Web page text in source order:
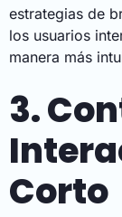
estrategias de
los usuarios
manera más
3.
Corto